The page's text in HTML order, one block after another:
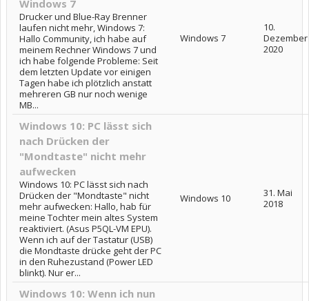
Windows 7
Drucker und Blue-Ray Brenner
laufen nicht mehr, Windows 7:
Hallo Community, ich habe auf
meinem Rechner Windows 7 und
ich habe folgende Probleme: Seit
dem letzten Update vor einigen
Tagen habe ich plötzlich anstatt
mehreren GB nur noch wenige
MB...
Windows 7
10.
Dezember
2020
Windows 10: PC lässt sich
nach Drücken der
"Mondtaste" nicht mehr
aufwecken
Windows 10: PC lässt sich nach
Drücken der "Mondtaste" nicht
mehr aufwecken: Hallo, hab für
meine Tochter mein altes System
reaktiviert. (Asus P5QL-VM EPU).
Wenn ich auf der Tastatur (USB)
die Mondtaste drücke geht der PC
in den Ruhezustand (Power LED
blinkt). Nur er...
Windows 10
31. Mai
2018
Windows 10: Wenn ich nun